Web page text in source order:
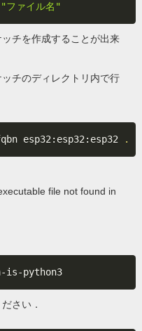
"ファイル名"
チを作成することが出来
チのディレクトリ内で行
esp32:esp32:esp32 .
file not found in
さい．